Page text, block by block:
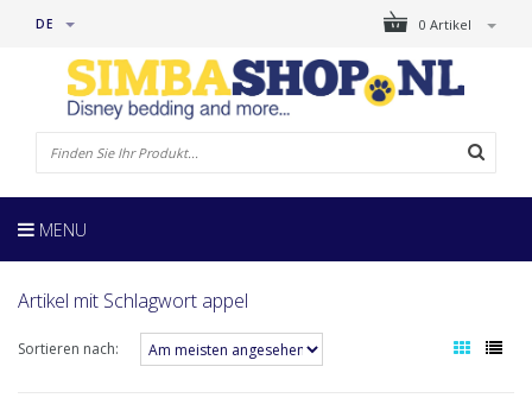
0 Artikel
DE
MENU
Artikel mit Schlagwort appel
Sortieren nach: